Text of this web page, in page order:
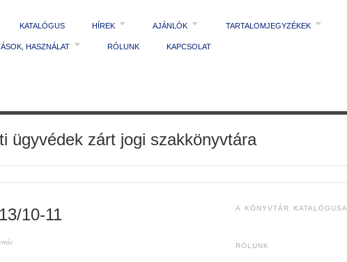
KATALÓGUS HÍREK AJÁNLÓK TARTALOMJEGYZÉKEK
HASZNÁLAT RÓLUNK KAPCSOLAT
ügyvédek zárt jogi szakkönyvtára
10-11 A KÖNYVTÁR KATALÓGUSA
RÓLUNK